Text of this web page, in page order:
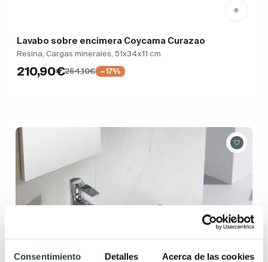
Consentimiento Detalles Acerca de las cookies
Lavabo sobre encimera Coycama Curazao
Resina, Cargas minerales, 51x34x11 cm
210,90€254,10€ −17%